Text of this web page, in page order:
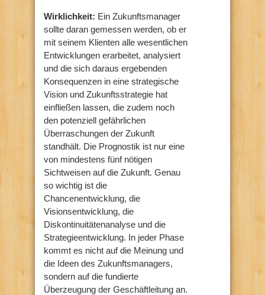
Wirklichkeit: Ein Zukunftsmanager
sollte daran gemessen werden, ob er
mit seinem Klienten alle wesentlichen
Entwicklungen erarbeitet, analysiert
und die sich daraus ergebenden
Konsequenzen in eine strategische
Vision und Zukunftsstrategie hat
einfließen lassen, die zudem noch
den potenziell gefährlichen
Überraschungen der Zukunft
standhält. Die Prognostik ist nur eine
von mindestens fünf nötigen
Sichtweisen auf die Zukunft. Genau
so wichtig ist die
Chancenentwicklung, die
Visionsentwicklung, die
Diskontinuitätenanalyse und die
Strategieentwicklung. In jeder Phase
kommt es nicht auf die Meinung und
die Ideen des Zukunftsmanagers,
sondern auf die fundierte
Überzeugung der Geschäftleitung an.